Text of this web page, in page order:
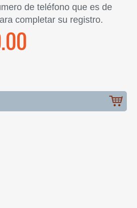
de teléfono que es de
completar su registro.